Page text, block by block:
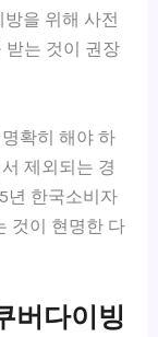
을 위해 사전
받는 것이 권장
확히 해야 하
제외되는 경
년 한국소비자
것이 현명한 다
버다이빙